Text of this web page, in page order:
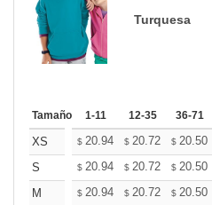
Turquesa
Tamaño 1-11 12-35 36-71
XS $ 20.94 $ 20.72 $ 20.50
S
$ 20.94 $ 20.72 $ 20.50
M
$ 20.94 $ 20.72 $ 20.50